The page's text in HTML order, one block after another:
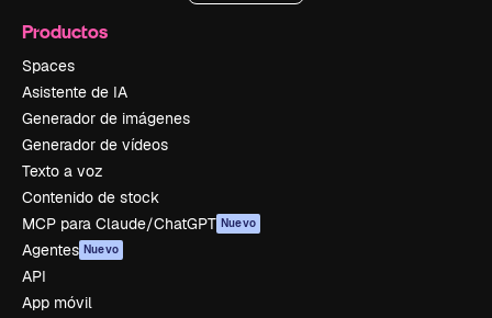
Productos
Spaces
Asistente de IA
Generador de imágenes
Generador de vídeos
Texto a voz
Contenido de stock
MCP para Claude/ChatGPT Nuevo
Agentes Nuevo
API
App móvil